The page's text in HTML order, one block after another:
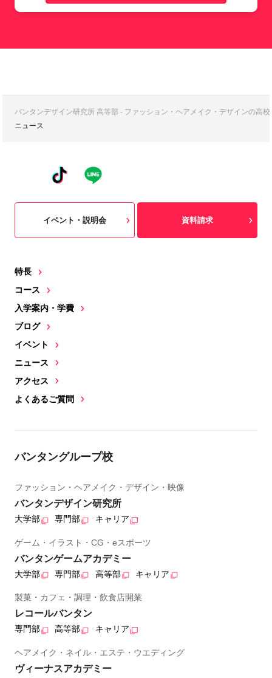
バンタンデザイン研究所 高等部 - ファッション・ヘアメイク・デザインの高
ニュース
特長
コース
入学案内・学費
ブログ
イベント
ニュース
アクセス
よくあるご質問
イベント・説明会 資料請求
バンタングループ校
ファッション・ヘアメイク・デザイン・映像
バンタンデザイン研究所
大学部 専門部 キャリア
ゲーム・イラスト・CG・eスポーツ
バンタンゲームアカデミー
大学部 専門部 高等部 キャリア
製菓・カフェ・調理・飲食店開業
レコールバンタン
専門部 高等部 キャリア
ヘアメイク・ネイル・エステ・ウエディング
ヴィーナスアカデミー